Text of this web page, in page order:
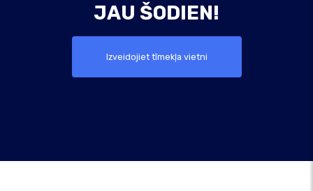
JAU ŠODIEN!
Izveidojiet tīmekļa vietni